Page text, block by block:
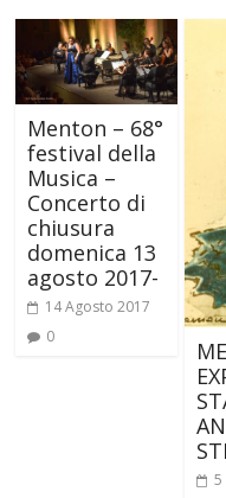
Menton – 68°
festival della
Musica –
Concerto di
chiusura
domenica 13
agosto 2017-
14 Agosto 2017
0
5